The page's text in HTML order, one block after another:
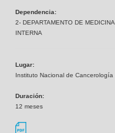
Dependencia:
2- DEPARTAMENTO DE MEDICINA
INTERNA
Lugar:
Instituto Nacional de Cancerología
Duración:
12 meses